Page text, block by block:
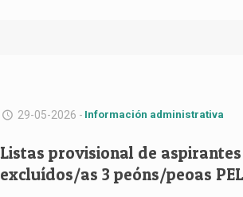
29-05-2026 - Información administrativa
Listas provisional de
excluídos/as 3 peóns/peoas